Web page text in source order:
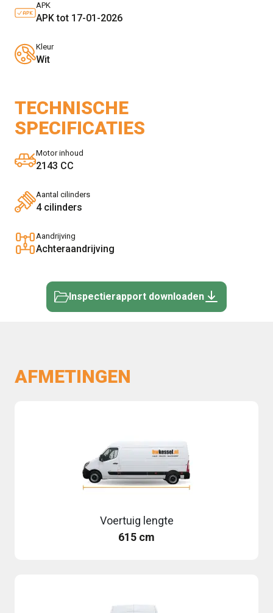
APK
APK tot 17-01-2026
Kleur
Wit
TECHNISCHE
SPECIFICATIES
Motor inhoud
2143 CC
Aantal cilinders
4 cilinders
Aandrijving
Achteraandrijving
Inspectierapport downloaden
AFMETINGEN
Voertuig lengte
615 cm